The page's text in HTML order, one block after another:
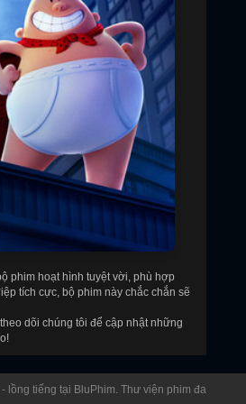
phim hoạt hình tuyệt vời, phù hợp
tích cực, bộ phim này chắc chắn sẽ
dõi chúng tôi để cập nhật những
lồng tiếng tại BluPhim. Thư viện phim đa